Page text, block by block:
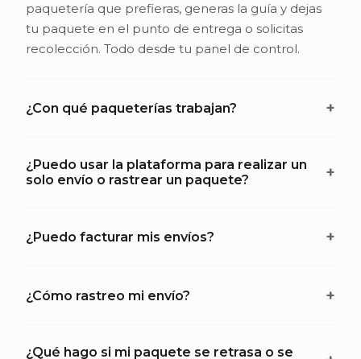
paquetería que prefieras, generas la guía y dejas
tu paquete en el punto de entrega o solicitas
recolección. Todo desde tu panel de control.
¿Con qué paqueterías trabajan? +
paqueterías del país: FedEx, DHL, Estafeta, UPS,
99minutos, J&T Express, Paquetexpress, Sendex y
¿Puedo usar la plataforma para realizar un
solo envío o rastrear un paquete?
+
y negocios que realizan envíos de manera
¿Puedo facturar mis envíos? +
facturar automáticamente tus recargas y
¿Cómo rastreo mi envío? +
estado y ubicación de cada envío en tiempo real,
¿Qué hago si mi paquete se retrasa o se